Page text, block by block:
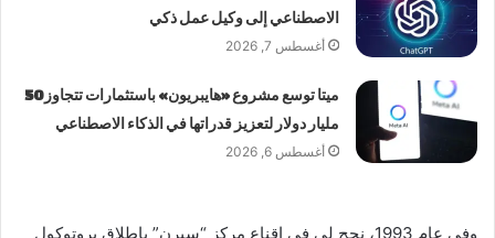
الاصطناعي إلى وكيل عمل ذكي
أغسطس 7, 2026
ميتا توسع مشروع «هايبريون» باستثمارات تتجاوز 50
مليار دولار لتعزيز قدراتها في الذكاء الاصطناعي
أغسطس 6, 2026
وفي عام 1993، نجح لي في إقناع مركز “سيرن” بإطلاق بروتوكول